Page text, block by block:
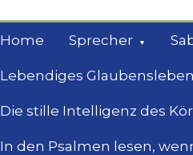
Home Sprecher
Lebendiges Glaubensleben
Die stille Intelligenz des
In den Psalmen lesen,